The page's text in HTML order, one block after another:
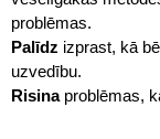
problēmas.
Palīdz izprast, kā
uzvedību.
Risinaproblēmas,